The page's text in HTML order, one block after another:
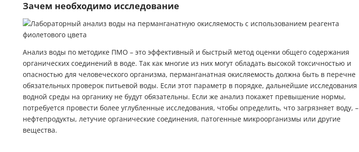
Зачем необходимо исследование
Анализ воды по методике ПМО – это эффективный и быстрый метод оценки общего содержания
органических соединений в воде. Так как многие из них могут обладать высокой токсичностью и
опасностью для человеческого организма, перманганатная окисляемость должна быть в перечне
обязательных проверок питьевой воды. Если этот параметр в порядке, дальнейшие исследования
водной среды на органику не будут обязательны. Если же анализ покажет превышение нормы,
потребуется провести более углубленные исследования, чтобы определить, что загрязняет воду, –
нефтепродукты, летучие органические соединения, патогенные микроорганизмы или другие
вещества.